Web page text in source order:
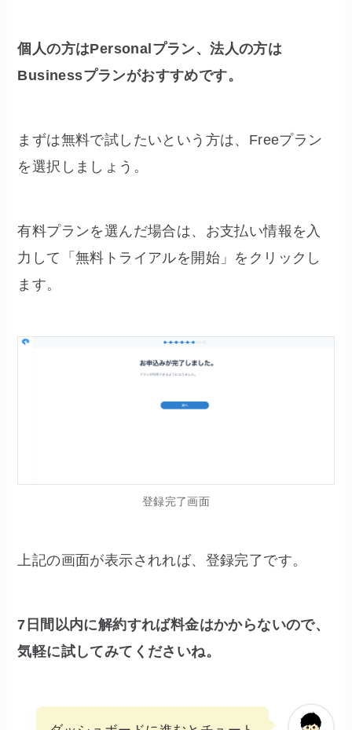
個人の方はPersonalプラン、法人の方は
Businessプランがおすすめです。
まずは無料で試したいという方は、Freeプラン
を選択しましょう。
有料プランを選んだ場合は、お支払い情報を入
力して「無料トライアルを開始」をクリックし
ます。
登録完了画面
上記の画面が表示されれば、登録完了です。
7日間以内に解約すれば料金はかからないので、
気軽に試してみてくださいね。